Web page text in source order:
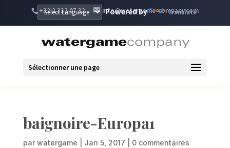
+32 2 332 07 32 info@watergame-company.com
Powered by Translate
Sélectionner une page
baignoire-Europa1
par watergame Jan 5, 2017 0 commentaires